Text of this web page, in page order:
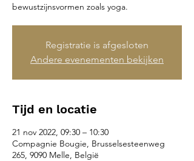
bewustzijnsvormen zoals yoga.
Registratie is afgesloten
Andere evenementen bekijken
Tijd en locatie
21 nov 2022, 09:30 – 10:30
Compagnie Bougie, Brusselsesteenweg
265, 9090 Melle, België